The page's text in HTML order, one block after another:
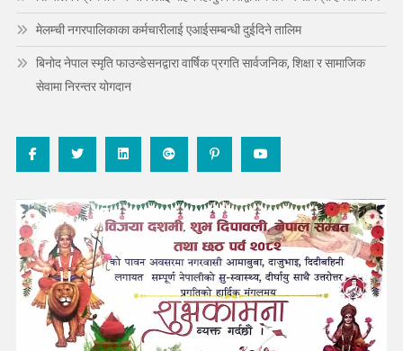
मेलम्ची नगरपालिकाका कर्मचारीलाई एआईसम्बन्धी दुईदिने तालिम
बिनोद नेपाल स्मृति फाउन्डेसनद्वारा वार्षिक प्रगति सार्वजनिक, शिक्षा र सामाजिक
सेवामा निरन्तर योगदान